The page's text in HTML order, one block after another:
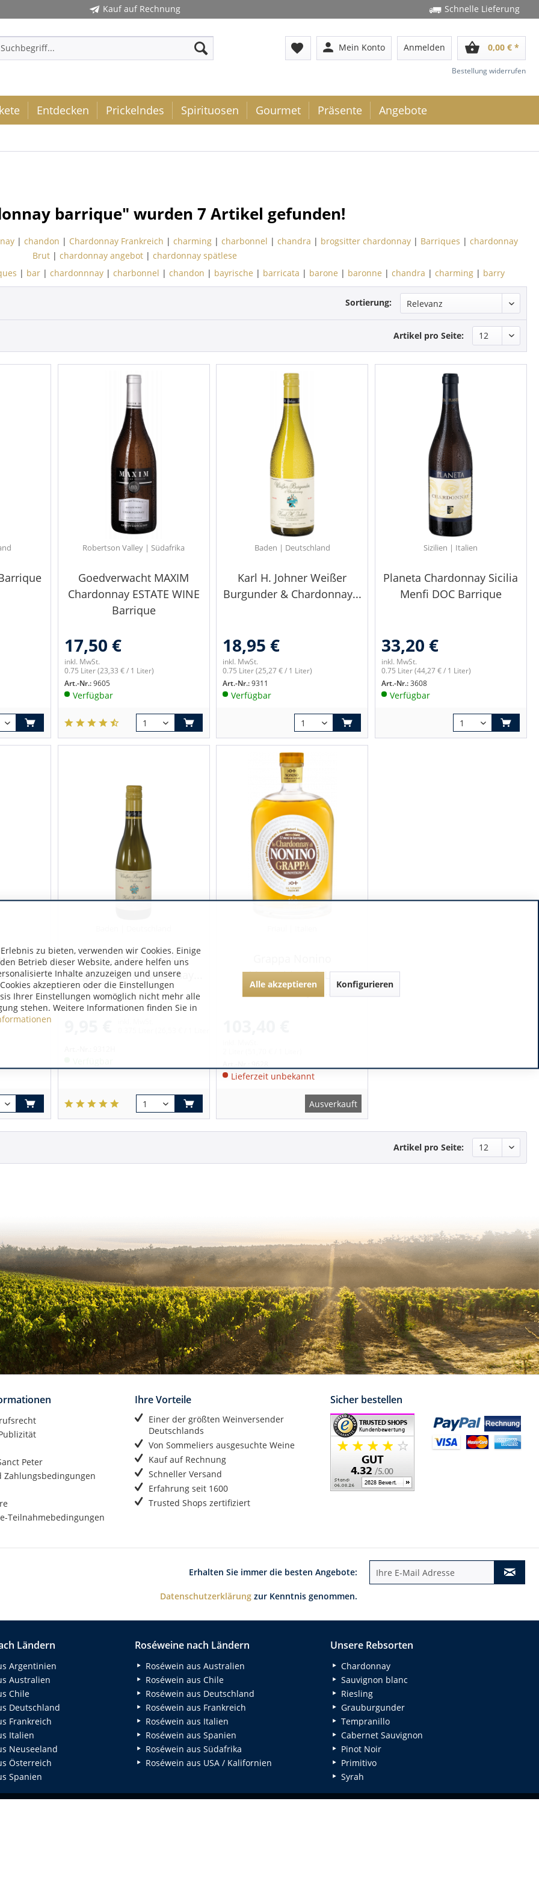
Kauf auf Rechnung Schnelle Lieferung
favorite person Mein Konto Anmelden shopping_basket 0,00 € *
Bestellung widerrufen
Entdecken Prickelndes Spirituosen Gourmet Präsente Angebote
barrique" wurden 7 Artikel gefunden!
| chandon | Chardonnay Frankreich | charming | charbonnel | chandra | brogsitter chardonnay | Barriques | chardonnay
Brut | chardonnay angebot | chardonnay spätlese
| bar | chardonnnay | charbonnel | chandon | bayrische | barricata | barone | baronne | chandra | charming | barry
Sortierung:
Artikel pro Seite:
Robertson Valley | Südafrika
Goedverwacht MAXIM
Chardonnay ESTATE WINE
Barrique
17,50 €
inkl. MwSt.
0.75 Liter(23,33 € / 1 Liter)
Art.-Nr.:9605
Verfügbar
Baden | Deutschland
Karl H. Johner Weißer
Burgunder & Chardonnay...
18,95 €
inkl. MwSt.
0.75 Liter(25,27 € / 1 Liter)
Art.-Nr.:9311
Verfügbar
Sizilien | Italien
Planeta Chardonnay Sicilia
Menfi DOC Barrique
33,20 €
inkl. MwSt.
0.75 Liter(44,27 € / 1 Liter)
Art.-Nr.:3608
Verfügbar
Karl H. Johner Weißer
Burgunder & Chardonnay...
Monovitigno® Lo
Chardonnay in...
Lieferzeit unbekannt
Ausverkauft
Artikel pro Seite:
Publizität
Peter
Zahlungsbedingungen
Teilnahmebedingungen
Ihre Vorteile
Einer der größten Weinversender
Deutschlands
Von Sommeliers ausgesuchte Weine
Kauf auf Rechnung
Schneller Versand
Erfahrung seit 1600
Trusted Shops zertifiziert
Sicher bestellen
Erhalten Sie immer die besten Angebote:
Datenschutzerklärung zur Kenntnis genommen.
Ländern
Argentinien
Australien
Chile
Deutschland
Frankreich
Italien
Neuseeland
Österreich
Spanien
Roséweine nach Ländern
Roséwein aus Australien
Roséwein aus Chile
Roséwein aus Deutschland
Roséwein aus Frankreich
Roséwein aus Italien
Roséwein aus Spanien
Roséwein aus Südafrika
Roséwein aus USA / Kalifornien
Unsere Rebsorten
Chardonnay
Sauvignon blanc
Riesling
Grauburgunder
Tempranillo
Cabernet Sauvignon
Pinot Noir
Primitivo
Syrah
zu bieten, verwenden wir Cookies. Einige
Betrieb dieser Website, andere helfen uns
Inhalte anzuzeigen und unsere
akzeptieren oder die Einstellungen
Ihrer Einstellungen womöglich nicht mehr alle
stehen. Weitere Informationen finden Sie in
Alle akzeptieren Konfigurieren